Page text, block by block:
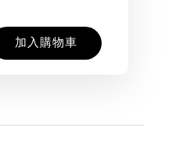
加入購物車